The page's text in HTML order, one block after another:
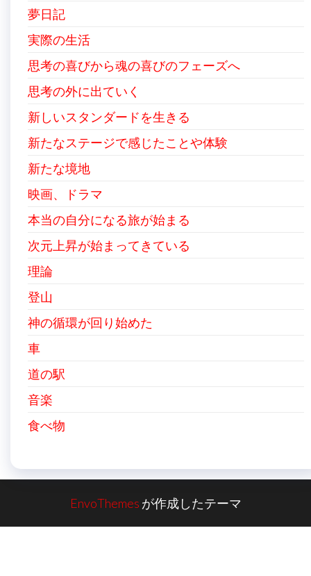
夢日記
実際の生活
思考の喜びから魂の喜びのフェーズへ
思考の外に出ていく
新しいスタンダードを生きる
新たなステージで感じたことや体験
新たな境地
映画、ドラマ
本当の自分になる旅が始まる
次元上昇が始まってきている
理論
登山
神の循環が回り始めた
車
道の駅
音楽
食べ物
EnvoThemes が作成したテーマ